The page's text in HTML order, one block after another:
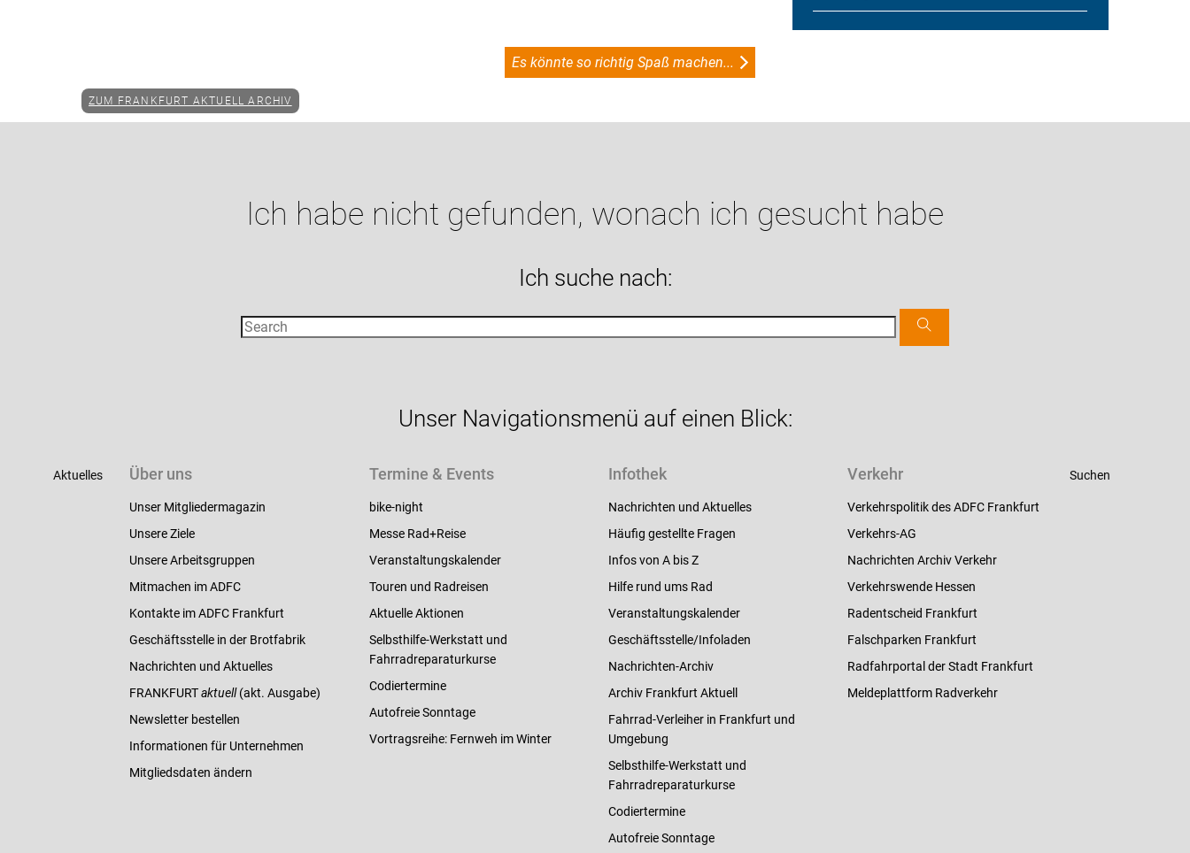
Es könnte so richtig Spaß machen...
ZUM FRANKFURT AKTUELL ARCHIV
Ich habe nicht gefunden, wonach ich gesucht habe
Ich suche nach:
Unser Navigationsmenü auf einen Blick:
Aktuelles Über uns
Unser Mitgliedermagazin
Unsere Ziele
Unsere Arbeitsgruppen
Mitmachen im ADFC
Kontakte im ADFC Frankfurt
Geschäftsstelle in der Brotfabrik
Nachrichten und Aktuelles
FRANKFURTaktuell(akt. Ausgabe)
Newsletter bestellen
Informationen für Unternehmen
Mitgliedsdaten ändern
Termine & Events
bike-night
Messe Rad+Reise
Veranstaltungskalender
Touren und Radreisen
Aktuelle Aktionen
Selbsthilfe-Werkstatt und
Fahrradreparaturkurse
Codiertermine
Autofreie Sonntage
Vortragsreihe: Fernweh im Winter
Infothek
Nachrichten und Aktuelles
Häufig gestellte Fragen
Infos von A bis Z
Hilfe rund ums Rad
Veranstaltungskalender
Geschäftsstelle/Infoladen
Nachrichten-Archiv
Archiv Frankfurt Aktuell
Fahrrad-Verleiher in Frankfurt und
Umgebung
Selbsthilfe-Werkstatt und
Fahrradreparaturkurse
Codiertermine
Autofreie Sonntage
Verkehr
Verkehrspolitik des ADFC Frankfurt
Verkehrs-AG
Nachrichten Archiv Verkehr
Verkehrswende Hessen
Radentscheid Frankfurt
Falschparken Frankfurt
Radfahrportal der Stadt Frankfurt
Meldeplattform Radverkehr
Suchen